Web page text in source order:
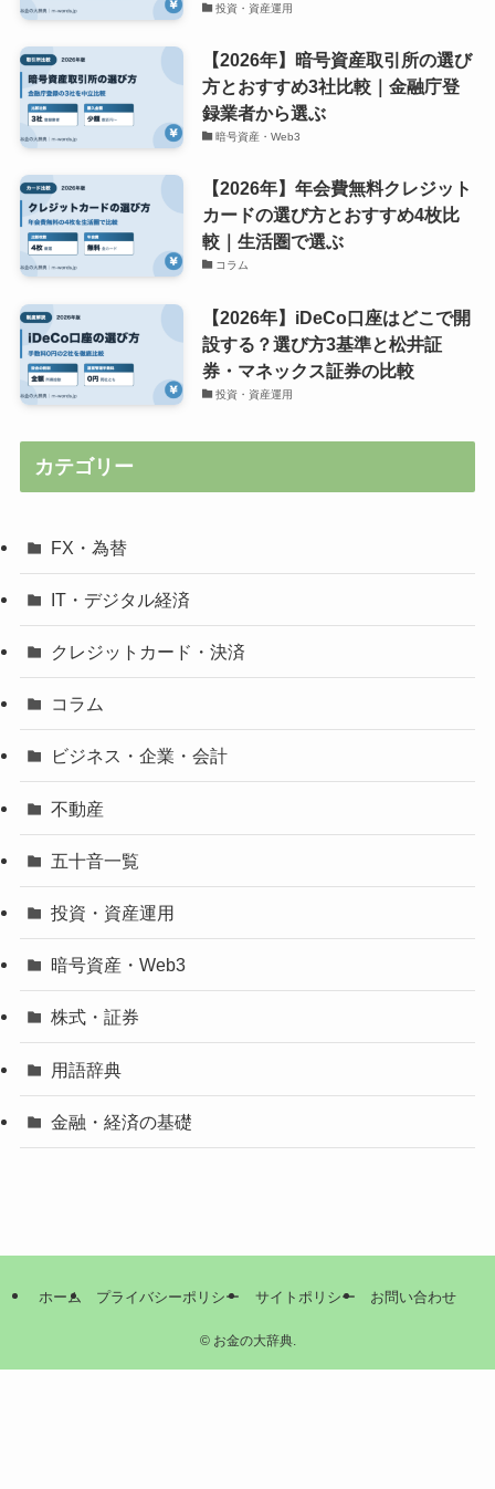
投資・資産運用
【2026年】暗号資産取引所の選び
方とおすすめ3社比較｜金融庁登
録業者から選ぶ
暗号資産・Web3
【2026年】年会費無料クレジット
カードの選び方とおすすめ4枚比
較｜生活圏で選ぶ
コラム
【2026年】iDeCo口座はどこで開
設する？選び方3基準と松井証
券・マネックス証券の比較
投資・資産運用
カテゴリー
FX・為替
IT・デジタル経済
クレジットカード・決済
コラム
ビジネス・企業・会計
不動産
五十音一覧
投資・資産運用
暗号資産・Web3
株式・証券
用語辞典
金融・経済の基礎
ホーム プライバシーポリシー サイトポリシー お問い合わせ
©お金の大辞典.